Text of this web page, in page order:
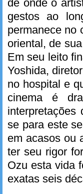
de onde o
gestos ao
permanece no
oriental, de
Em seu leito
Yoshida,
no hospital e
cinema é
interpretações
se para este
em acasos ou
ter seu rigor
Ozu esta vida
exatas seis